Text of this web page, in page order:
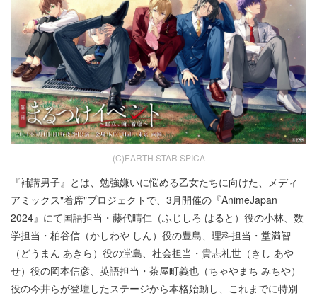
(C)EARTH STAR SPICA
『補講男子』とは、勉強嫌いに悩める乙女たちに向けた、メディ
アミックス"着席"プロジェクトで、3月開催の『AnimeJapan
2024』にて国語担当・藤代晴仁（ふじしろ はると）役の小林、数
学担当・柏谷信（かしわや しん）役の豊島、理科担当・堂満智
（どうまん あきら）役の堂島、社会担当・貴志礼世（きし あや
せ）役の岡本信彦、英語担当・茶屋町義也（ちゃやまち みちや）
役の今井らが登壇したステージから本格始動し、これまでに特別